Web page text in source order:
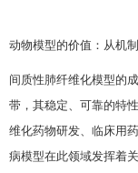
动物模型的价值：从机
间质性肺纤维化模型的
带，其稳定、可靠的特
维化药物研发、临床用
病模型在此领域发挥着